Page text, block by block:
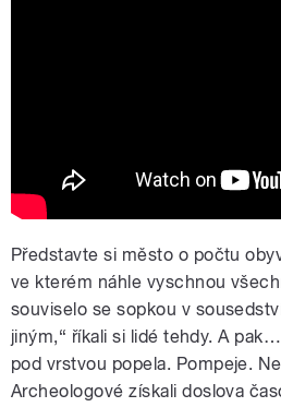
Představte si město o počtu
ve kterém náhle vyschnou
souviselo se sopkou v
jiným,“ říkali si lidé tehdy. A
pod vrstvou popela. Pompeje.
Archeologové získali doslova